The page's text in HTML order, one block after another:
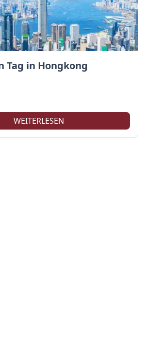
Tag in Hongkong
WEITERLESEN